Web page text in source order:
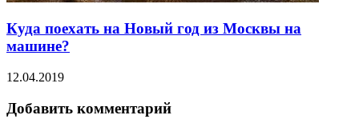
Куда поехать на Новый год из Москвы на
машине?
12.04.2019
Добавить комментарий